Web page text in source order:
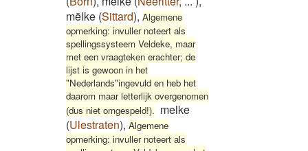
mëlke (Sittard), Algemene
opmerking: invuller noteert als
spellingssysteem Veldeke, maar
met een vraagteken erachter; de
lijst is gewoon in het
"Nederlands"ingevuld en heb het
daarom maar letterlijk overgenomen
(dus niet omgespeld!). melke
(Ulestraten), Algemene
opmerking: invuller noteert als